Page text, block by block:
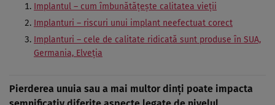
Implantul – cum îmbunătăţeşte calitatea vieţii
Implanturi – riscuri unui implant neefectuat corect
Implanturi – cele de calitate ridicată sunt produse în SUA,
Germania, Elveţia
Pierderea unuia sau a mai multor dinţi poate impacta